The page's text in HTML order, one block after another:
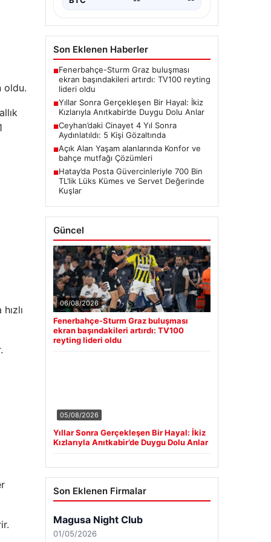
oldu.
Son Eklenen Haberler
■Fenerbahçe-Sturm Graz buluşması
ekran başındakileri artırdı: TV100 reyting
lideri oldu
■Yıllar Sonra Gerçekleşen Bir Hayal: İkiz
Kızlarıyla Anıtkabir’de Duygu Dolu Anlar
■Ceyhan’daki Cinayet 4 Yıl Sonra
Aydınlatıldı: 5 Kişi Gözaltında
■Açık Alan Yaşam alanlarında Konfor ve
bahçe mutfağı Çözümleri
■Hatay’da Posta Güvercinleriyle 700 Bin
TL’lik Lüks Kümes ve Servet Değerinde
Kuşlar
Güncel
06/08/2026
Fenerbahçe-Sturm Graz buluşması
ekran başındakileri artırdı: TV100
reyting lideri oldu
05/08/2026
Yıllar Sonra Gerçekleşen Bir Hayal: İkiz
Kızlarıyla Anıtkabir’de Duygu Dolu Anlar
Son Eklenen Firmalar
Magusa Night Club
01/05/2026